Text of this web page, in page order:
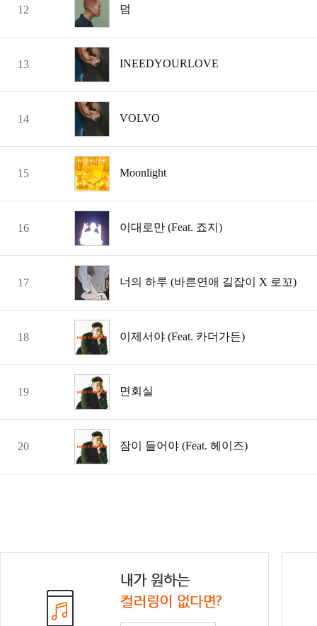
12 덤
13 INEEDYOURLOVE
14 VOLVO
15 Moonlight
16 이대로만 (Feat. 죠지)
17 너의 하루 (바른연애 길잡이 X 로꼬)
18 이제서야 (Feat. 카더가든)
19 면회실
20 잠이 들어야 (Feat. 헤이즈)